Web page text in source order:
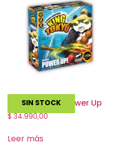
SIN STOCK
King of Tokyo Power Up
$34.990,00
Leer más